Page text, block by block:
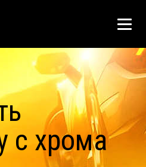
с хрома